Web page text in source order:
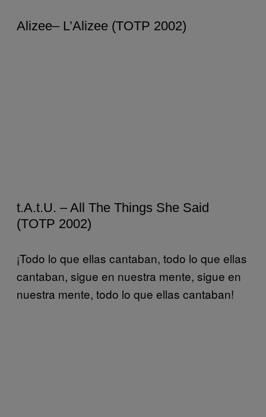
Alizee– L’Alizee (TOTP 2002)
t.A.t.U. – All The Things She Said
(TOTP 2002)
¡Todo lo que ellas cantaban, todo lo que ellas
cantaban, sigue en nuestra mente, sigue en
nuestra mente, todo lo que ellas cantaban!